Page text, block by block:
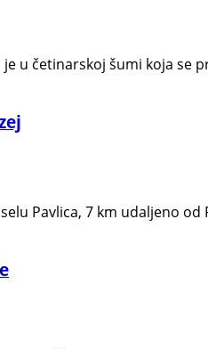
je u četinarskoj šumi koja
Pavlica, 7 km udaljeno